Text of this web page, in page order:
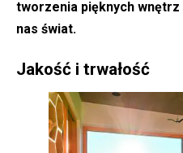
tworzenia pięknych
nas świat.
Jakość i trwałość